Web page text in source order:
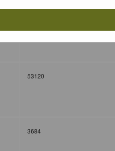
53120
3684